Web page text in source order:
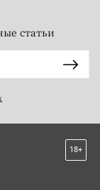
статьи
18+